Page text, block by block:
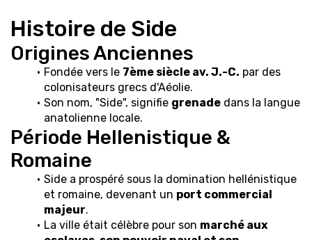
Histoire de Side
Origines Anciennes
Fondée vers le 7ème siècle av. J.-C. par des
colonisateurs grecs d'Aéolie.
Son nom, "Side", signifie grenade dans la langue
anatolienne locale.
Période Hellenistique &
Romaine
Side a prospéré sous la domination hellénistique
et romaine, devenant un port commercial
majeur.
La ville était célèbre pour son marché aux